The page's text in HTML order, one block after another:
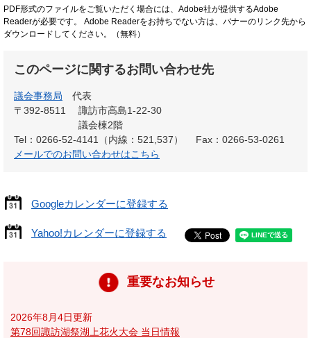
PDF形式のファイルをご覧いただく場合には、Adobe社が提供するAdobe
Readerが必要です。
Adobe Readerをお持ちでない方は、バナーのリンク先から
ダウンロードしてください。（無料）
このページに関するお問い合わせ先
議会事務局
代表
〒392-8511
諏訪市高島1-22-30
議会棟2階
Tel：0266-52-4141（内線：521,537）
Fax：0266-53-0261
メールでのお問い合わせはこちら
Googleカレンダーに登録する
Yahoo!カレンダーに登録する
重要なお知らせ
2026年8月4日更新
第78回諏訪湖祭湖上花火大会 当日情報